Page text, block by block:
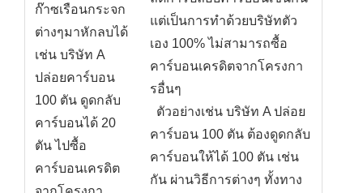
ก๊าซเรือนกระจก
ต่างๆมาหักลบได้
เช่น บริษัท A
ปล่อยคาร์บอน
100 ตัน ดูดกลับ
คาร์บอนได้ 20
ตัน ไปซื้อ
คาร์บอนเครดิต
แต่เป็นการทำด้วยบริษัทตัว
เอง 100% ไม่สามารถซื้อ
คาร์บอนเครดิตจากโครงกา
รอื่นๆ
ตัวอย่างเช่น บริษัท A ปล่อย
คาร์บอน 100 ตัน ต้องดูดกลับ
คาร์บอนให้ได้ 100 ตัน เช่น
กัน ผ่านวิธีการต่างๆ ทั้งทาง